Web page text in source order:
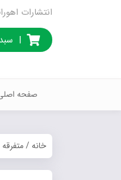
انتشارات
|
صفحه
خانه/متفرقه